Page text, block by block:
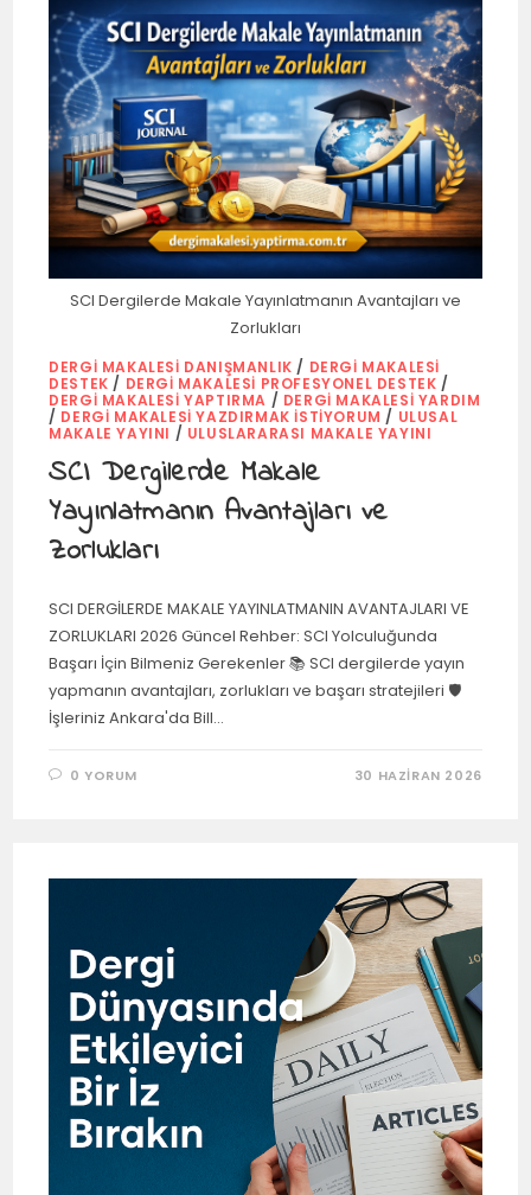
SCI Dergilerde Makale Yayınlatmanın Avantajları ve
Zorlukları
DERGI MAKALESI DANIŞMANLIK / DERGI MAKALESI
DESTEK / DERGI MAKALESI PROFESYONEL DESTEK /
DERGI MAKALESI YAPTIRMA / DERGI MAKALESI YARDIM
/ DERGI MAKALESI YAZDIRMAK İSTIYORUM / ULUSAL
MAKALE YAYINI / ULUSLARARASI MAKALE YAYINI
SCI Dergilerde Makale
Yayınlatmanın Avantajları ve
Zorlukları
SCI DERGİLERDE MAKALE YAYINLATMANIN AVANTAJLARI VE
ZORLUKLARI 2026 Güncel Rehber: SCI Yolculuğunda
Başarı İçin Bilmeniz Gerekenler 📚 SCI dergilerde yayın
yapmanın avantajları, zorlukları ve başarı stratejileri 🛡️
İşleriniz Ankara'da Bill…
0 YORUM 30 HAZIRAN 2026